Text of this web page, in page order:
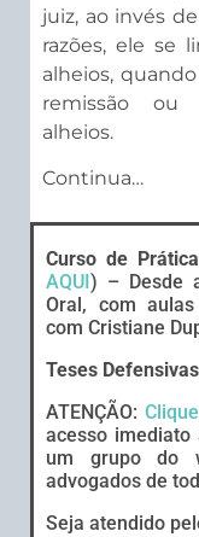
juiz, ao invés
razões, ele se
alheios,
remissão ou
alheios.
Continua…
Curso de
AQUI ) – Desde
Oral, com
com Cristiane
Teses
ATENÇÃO:
acesso
um grupo do
advogados de
Seja atendido